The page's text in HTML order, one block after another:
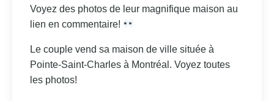
Voyez des photos de leur magnifique maison au
lien en commentaire!
Le couple vend sa maison de ville située à
Pointe-Saint-Charles à Montréal. Voyez toutes
les photos!